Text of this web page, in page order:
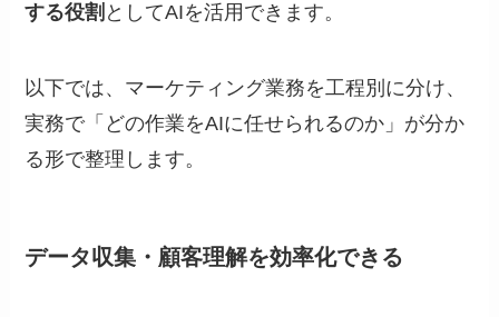
する役割 としてAIを活用できます。
以下では、マーケティング業務を工程別に分け、
実務で「どの作業をAIに任せられるのか」が分か
る形で整理します。
データ収集・顧客理解を効率化できる